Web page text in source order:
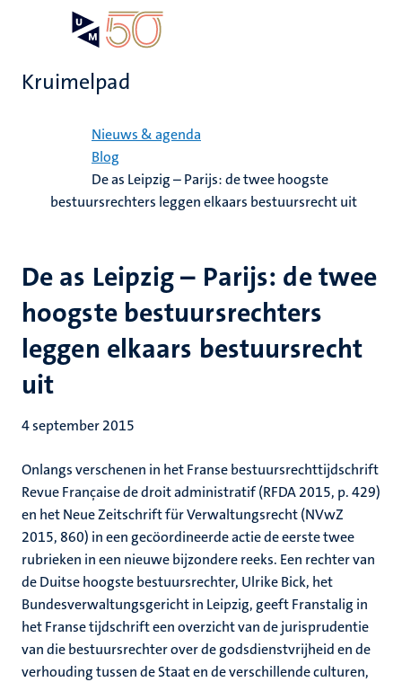
Kruimelpad
Nieuws & agenda
Blog
De as Leipzig – Parijs: de twee hoogste
bestuursrechters leggen elkaars bestuursrecht uit
De as Leipzig – Parijs: de twee
hoogste bestuursrechters
leggen elkaars bestuursrecht
uit
4 september 2015
Onlangs verschenen in het Franse bestuursrechttijdschrift
Revue Française de droit administratif (RFDA 2015, p. 429)
en het Neue Zeitschrift für Verwaltungsrecht (NVwZ
2015, 860) in een gecöordineerde actie de eerste twee
rubrieken in een nieuwe bijzondere reeks. Een rechter van
de Duitse hoogste bestuursrechter, Ulrike Bick, het
Bundesverwaltungsgericht in Leipzig, geeft Franstalig in
het Franse tijdschrift een overzicht van de jurisprudentie
van die bestuursrechter over de godsdienstvrijheid en de
verhouding tussen de Staat en de verschillende culturen,